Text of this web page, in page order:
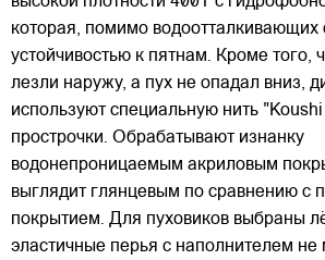
которая, помимо водоотталкивающих
устойчивостью к пятнам. Кроме того,
лезли наружу, а пух не опадал вниз,
используют специальную нить
прострочки. Обрабатывают изнанку
водонепроницаемым акриловым
выглядит глянцевым по сравнению с
покрытием. Для пуховиков выбраны
эластичные перья с наполнителем не